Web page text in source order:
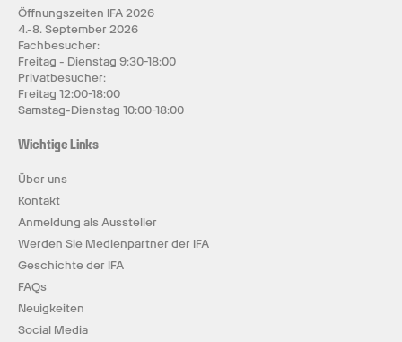
Öffnungszeiten IFA 2026
4.-8. September 2026
Fachbesucher:
Freitag - Dienstag 9:30-18:00
Privatbesucher:
Freitag 12:00-18:00
Samstag-Dienstag 10:00-18:00
Wichtige Links
Über uns
Kontakt
Anmeldung als Aussteller
Werden Sie Medienpartner der IFA
Geschichte der IFA
FAQs
Neuigkeiten
Social Media